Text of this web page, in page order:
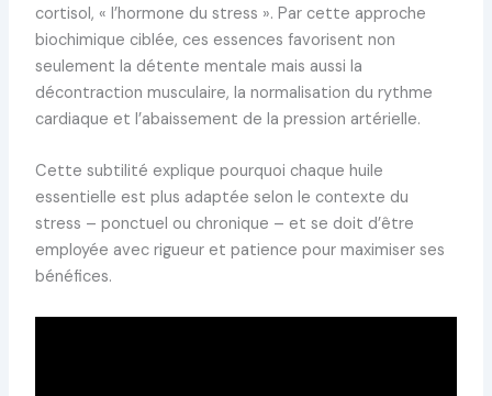
cortisol, « l’hormone du stress ». Par cette approche
biochimique ciblée, ces essences favorisent non
seulement la détente mentale mais aussi la
décontraction musculaire, la normalisation du rythme
cardiaque et l’abaissement de la pression artérielle.
Cette subtilité explique pourquoi chaque huile
essentielle est plus adaptée selon le contexte du
stress – ponctuel ou chronique – et se doit d’être
employée avec rigueur et patience pour maximiser ses
bénéfices.